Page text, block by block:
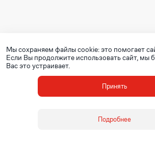
Мы сохраняем файлы cookie: это помогает
Если Вы продолжите использовать сайт, мы
Вас это устраивает.
Принять
Подробнее